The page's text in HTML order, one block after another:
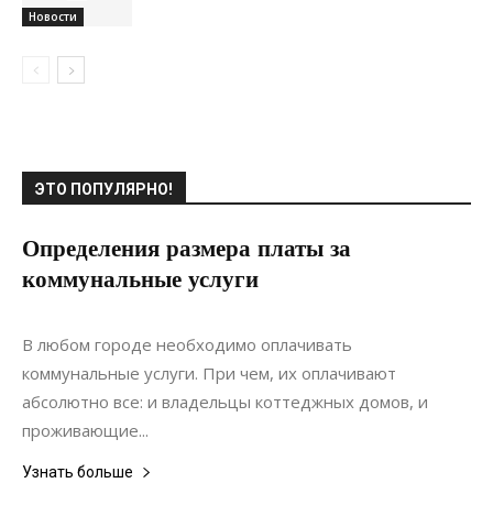
Новости
ЭТО ПОПУЛЯРНО!
Определения размера платы за
коммунальные услуги
09.06.2020
В любом городе необходимо оплачивать
коммунальные услуги. При чем, их оплачивают
абсолютно все: и владельцы коттеджных домов, и
проживающие...
Узнать больше